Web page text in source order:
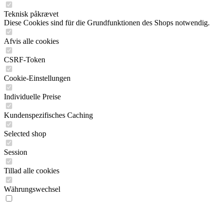
Teknisk påkrævet
Diese Cookies sind für die Grundfunktionen des Shops notwendig.
Afvis alle cookies
CSRF-Token
Cookie-Einstellungen
Individuelle Preise
Kundenspezifisches Caching
Selected shop
Session
Tillad alle cookies
Währungswechsel